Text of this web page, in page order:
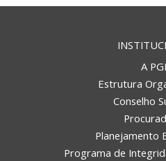
A
Estrutura
Conselho
Planejamento
Programa de